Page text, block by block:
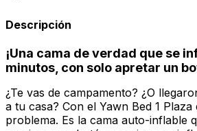
Descripción
¡Una cama de verdad que se
minutos, con solo apretar un
¿Te vas de campamento? ¿O
a tu casa? Con el Yawn Bed 1
problema. Es la cama auto-inflable